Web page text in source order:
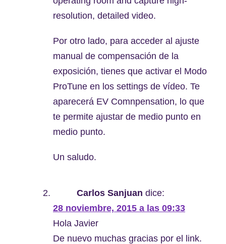
resolution, detailed video.
Por otro lado, para acceder al ajuste
manual de compensación de la
exposición, tienes que activar el Modo
ProTune en los settings de vídeo. Te
aparecerá EV Comnpensation, lo que
te permite ajustar de medio punto en
medio punto.
Un saludo.
Carlos Sanjuan dice:
28 noviembre, 2015 a las 09:33
Hola Javier
De nuevo muchas gracias por el link.